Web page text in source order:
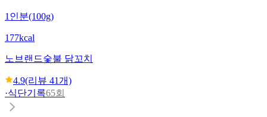
1인분(100g)
177kcal
노브랜드숯불 닭꼬치
4.9(리뷰 41개)
·식단기록65회